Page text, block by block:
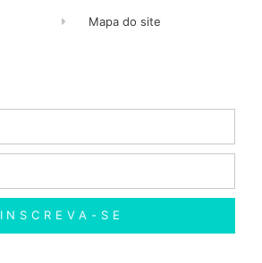
Mapa do site
INSCREVA-SE